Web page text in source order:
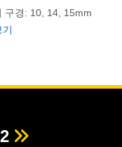
구경: 10, 14, 15mm
기